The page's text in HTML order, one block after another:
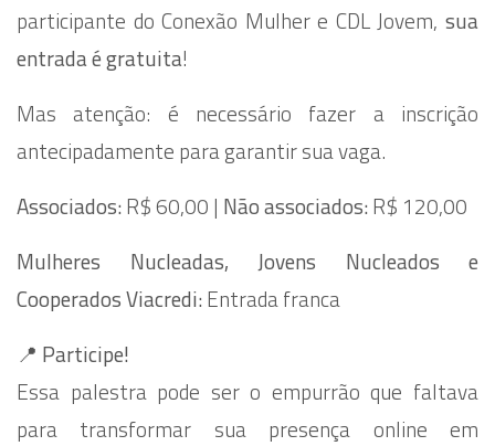
participante do Conexão Mulher e CDL Jovem, sua
entrada é gratuita!
Mas atenção: é necessário fazer a inscrição
antecipadamente para garantir sua vaga.
Associados:R$ 60,00 | Não associados:R$ 120,00
Mulheres Nucleadas, Jovens Nucleados e
Cooperados Viacredi:Entrada franca
📍 Participe!
Essa palestra pode ser o empurrão que faltava
para transformar sua presença online em